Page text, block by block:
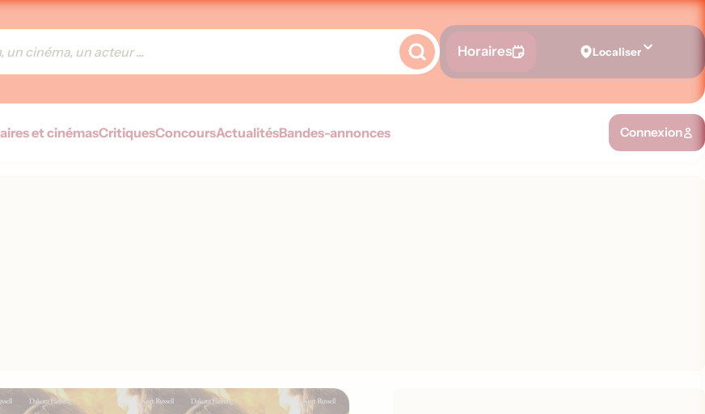
Horaires Localiser
et cinémasCritiquesConcoursActualitésBandes-annonces Connexion